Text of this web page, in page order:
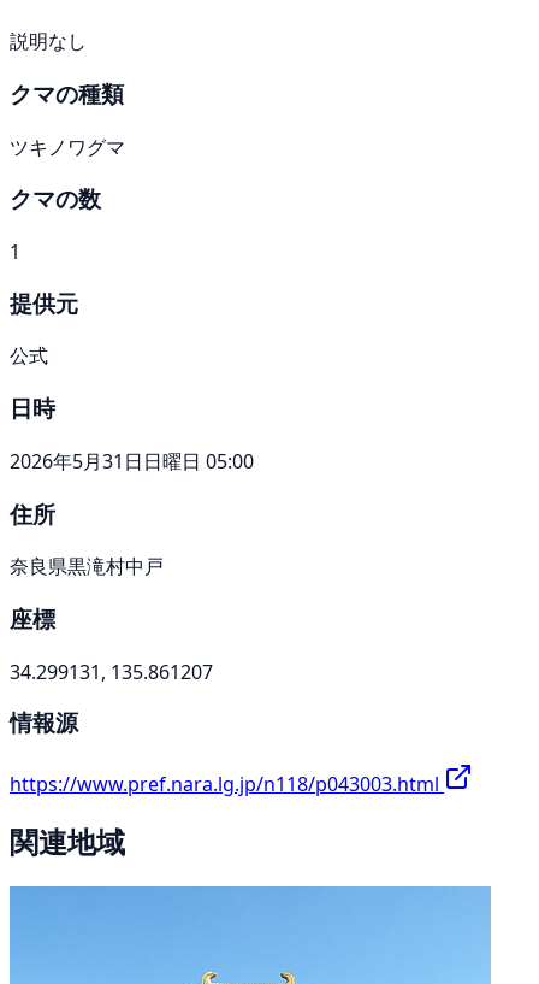
説明なし
クマの種類
ツキノワグマ
クマの数
1
提供元
公式
日時
2026年5月31日日曜日 05:00
住所
奈良県黒滝村中戸
座標
34.299131, 135.861207
情報源
https://www.pref.nara.lg.jp/n118/p043003.html
関連地域